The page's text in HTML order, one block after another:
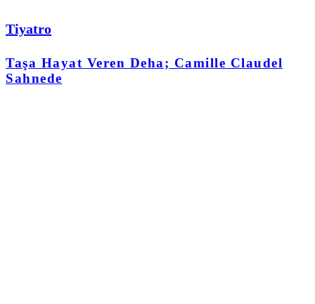
Tiyatro
Taşa Hayat Veren Deha; Camille Claudel
Sahnede